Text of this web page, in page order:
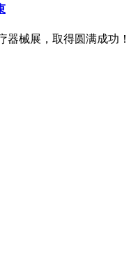
器械展，取得圆满成